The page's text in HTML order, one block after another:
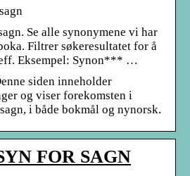
Se alle synonymene vi har
Filtrer søkeresultatet for å
Eksempel: Synon*** …
siden inneholder
og viser forekomsten i
i både bokmål og nynorsk.
FOR SAGN